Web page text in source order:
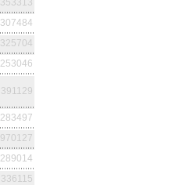
353313
307484
325704
253046
391129
283497
970127
289014
336115